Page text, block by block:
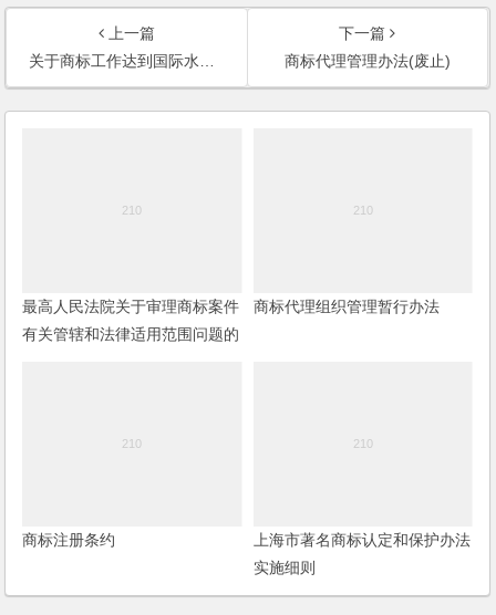
上一篇
关于商标工作达到国际水平的规划(2008年至2012年)
下一篇
商标代理管理办法(废止)
最高人民法院关于审理商标案件
有关管辖和法律适用范围问题的
商标代理组织管理暂行办法
商标注册条约
上海市著名商标认定和保护办法
实施细则